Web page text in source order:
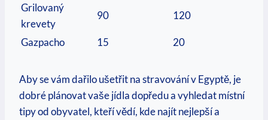
Grilovaný
krevety
90 120
Gazpacho 15 20
Aby‍ se vám dařilo ušetřit na stravování v Egyptě, je
dobré plánovat⁤ vaše jídla dopředu a vyhledat místní
tipy od obyvatel, kteří vědí, kde najít nejlepší ⁣a ​